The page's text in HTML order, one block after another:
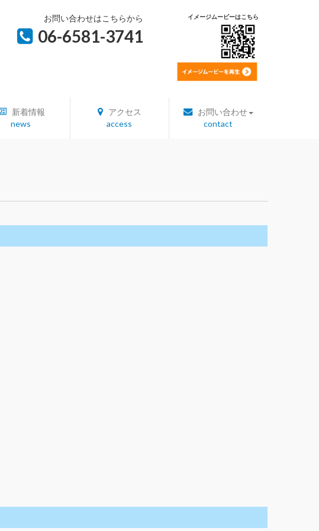
お問い合わせはこちらから
06-6581-3741
イメージムービーはこちら
新着情報
news
アクセス
access
お問い合わせ
contact